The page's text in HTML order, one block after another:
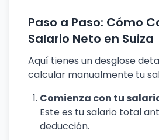
Paso a Paso: Cómo
Salario Neto en Suiza
Aquí tienes un desglose
calcular manualmente tu
Comienza con tu
Este es tu salario total
deducción.